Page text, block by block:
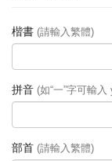
楷書 (請輸入繁體)
拼音 (如“一”字可輸入
部首 (請輸入繁體)